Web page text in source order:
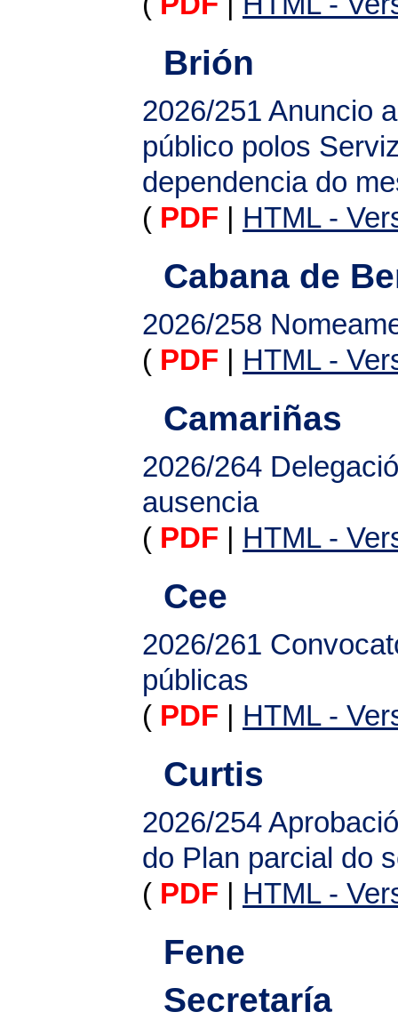
Brión
2026/251 Anuncio
público polos
dependencia do
( PDF HTML -
Cabana de
2026/258
( PDF HTML -
Camariñas
2026/264
ausencia
( PDF HTML -
Cee
2026/261
públicas
( PDF HTML -
Curtis
2026/254
do Plan parcial do
( PDF HTML -
Fene
Secretaría